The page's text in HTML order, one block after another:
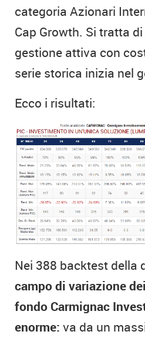
categoria Azionari
Cap Growth. Si tratta
gestione attiva con
serie storica inizia nel
Ecco i risultati:
Nei 388 backtest della
campo di variazione
fondo Carmignac
enorme: va da un